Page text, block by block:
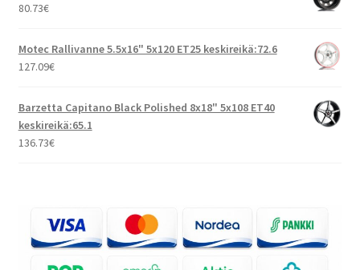
80.73€
Motec Rallivanne 5.5x16" 5x120 ET25 keskireikä:72.6
127.09€
Barzetta Capitano Black Polished 8x18" 5x108 ET40
keskireikä:65.1
136.73€